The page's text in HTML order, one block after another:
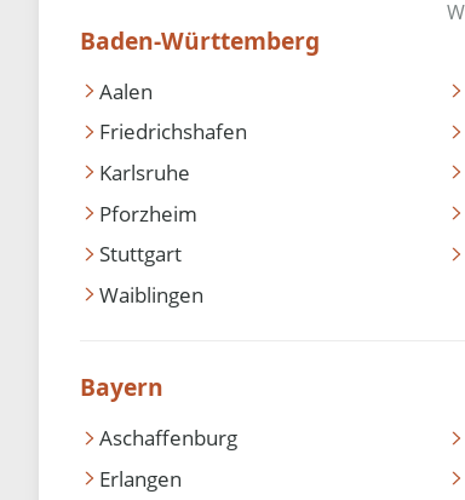
Baden-Württemberg
Aalen
Friedrichshafen
Karlsruhe
Pforzheim
Stuttgart
Waiblingen
Bayern
Aschaffenburg
Erlangen